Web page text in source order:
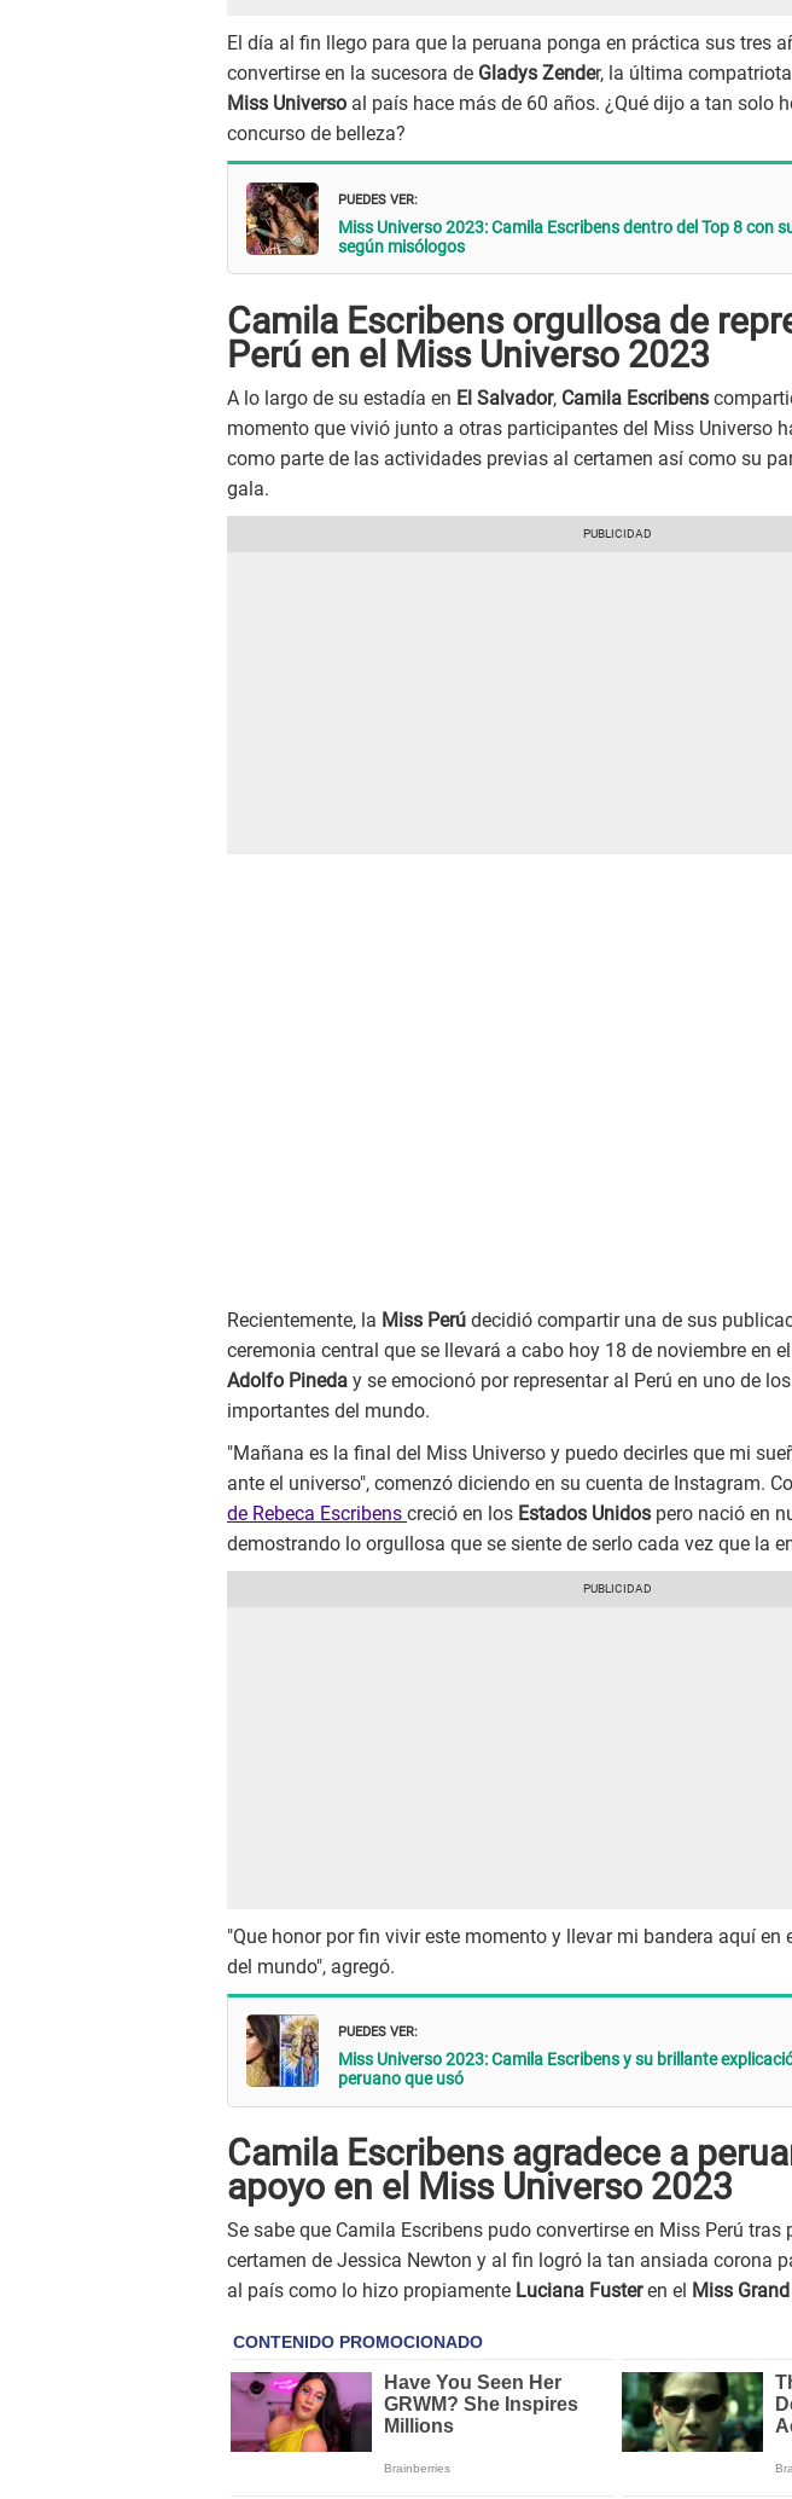
El día al fin llego para que la peruana ponga en práctica sus tres
convertirse en la sucesora de Gladys Zender, la última
Miss Universo al país hace más de 60 años. ¿Qué dijo a tan solo
concurso de belleza?
PUEDES VER:
Miss Universo 2023: Camila Escribens dentro del Top 8 con
según misólogos
Camila Escribens orgullosa de
Perú en el Miss Universo 2023
A lo largo de su estadía en El Salvador, Camila Escribens
momento que vivió junto a otras participantes del Miss Universo
como parte de las actividades previas al certamen así como su
gala.
Recientemente, la Miss Perú decidió compartir una de sus
ceremonia central que se llevará a cabo hoy 18 de noviembre en el
Adolfo Pineda y se emocionó por representar al Perú en uno de
importantes del mundo.
"Mañana es la final del Miss Universo y puedo decirles que mi
ante el universo", comenzó diciendo en su cuenta de Instagram.
de Rebeca Escribens creció en los Estados Unidos pero nació en
demostrando lo orgullosa que se siente de serlo cada vez que la
"Que honor por fin vivir este momento y llevar mi bandera aquí en
del mundo", agregó.
PUEDES VER:
Miss Universo 2023: Camila Escribens y su brillante
peruano que usó
Camila Escribens agradece a
apoyo en el Miss Universo 2023
Se sabe que Camila Escribens pudo convertirse en Miss Perú tras
certamen de Jessica Newton y al fin logró la tan ansiada corona
al país como lo hizo propiamente Luciana Fusteren el Miss